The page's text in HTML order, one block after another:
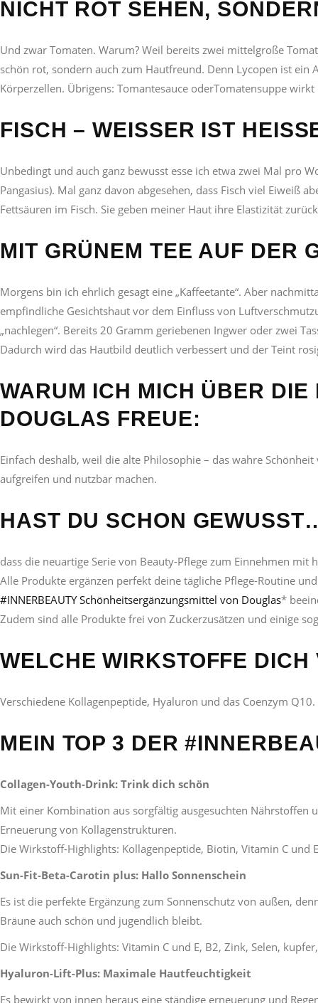
NICHT ROT SEHEN,
Und zwar Tomaten. Warum? Weil bereits zwei mittelgroße
schön rot, sondern auch zum Hautfreund. Denn Lycopen ist
Körperzellen. Übrigens: Tomantesauce oderTomatensuppe
FISCH – WEISSER IST
Unbedingt und auch ganz bewusst esse ich etwa zwei Mal pro
Pangasius). Mal ganz davon abgesehen, dass Fisch viel
Fettsäuren im Fisch. Sie geben meiner Haut ihre Elastizität
MIT GRÜNEM TEE AUF DER
Morgens bin ich ehrlich gesagt eine „Kaffeetante“. Aber
empfindliche Gesichtshaut vor dem Einfluss von
„nachlegen“. Bereits 20 Gramm geriebenen Ingwer oder zwei
Dadurch wird das Hautbild deutlich verbessert und der Teint
WARUM ICH MICH ÜBER
DOUGLAS FREUE:
Einfach deshalb, weil die alte Philosophie – das wahre
aufgreifen und nutzbar machen.
HAST DU SCHON
dass die neuartige Serie von Beauty-Pflege zum Einnehmen
Alle Produkte ergänzen perfekt deine tägliche Pflege-Routine
#INNERBEAUTY Schönheitsergänzungsmittel von Douglas*
Zudem sind alle Produkte frei von Zuckerzusätzen und einige
WELCHE WIRKSTOFFE
Verschiedene Kollagenpeptide, Hyaluron und das Coenzym
MEIN TOP 3 DER
Collagen-Youth-Drink: Trink dich schön
Mit einer Kombination aus sorgfältig ausgesuchten Nährstoffen
Erneuerung von Kollagenstrukturen.
Die Wirkstoff-Highlights: Kollagenpeptide, Biotin, Vitamin C und
Sun-Fit-Beta-Carotin plus: Hallo Sonnenschein
Es ist die perfekte Ergänzung zum Sonnenschutz von außen,
Bräune auch schön und jugendlich bleibt.
Die Wirkstoff-Highlights: Vitamin C und E, B2, Zink, Selen,
Hyaluron-Lift-Plus: Maximale Hautfeuchtigkeit
Es bewirkt von innen heraus eine ständige erneuerung und